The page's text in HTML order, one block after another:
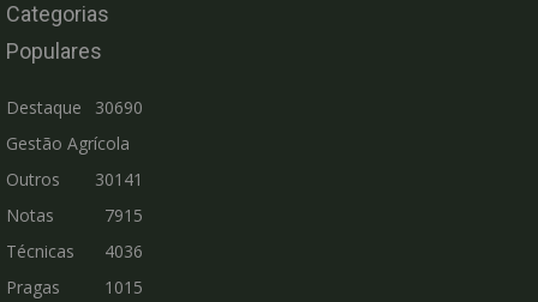
Categorias
Populares
Destaque
30690
Gestão Agrícola
30141
Outros
7915
Notas
Técnicas
4036
Pragas
1015